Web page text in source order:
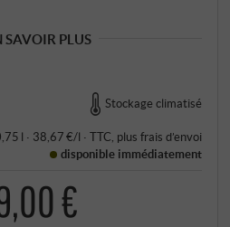
SAVOIR PLUS
Stockage climatisé
l · 38,67 €/l · TTC , plus frais d’envoi
disponible immédiatement
€